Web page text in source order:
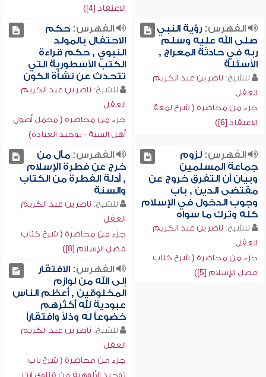
الاعتقاد [4])
الفهرس:رؤية النبي
صلى الله عليه وسلم
ربه في حادثة المعراج ,
الأسئلة
للشيخ: ناصر بن عبد الكريم
العقل
جزء من محاضرة ( شرح لمعة
الاعتقاد [6])
الفهرس:حكم
الاحتفال بالمولد
النبوي , حكم قراءة
الكتب الأسطورية التي
تتحدث عن نشأة الكون
للشيخ: ناصر بن عبد الكريم
العقل
جزء من محاضرة ( مجمل أصول
أهل السنة - توحيد العبادة)
الفهرس:لزوم
جماعة المسلمين
وبيان أن التفرق خروج عن
مقتضى الدين , باب
وجوب الدخول في الإسلام
كله وترك ما سواه
للشيخ: ناصر بن عبد الكريم
العقل
جزء من محاضرة ( شرح كتاب
فضل الإسلام [5])
الفهرس:مآل من
خرج عن فطرة الإسلام
, أدلة الفطرة من الكتاب
والسنة
للشيخ: ناصر بن عبد الكريم
العقل
جزء من محاضرة ( شرح كتاب
فضل الإسلام [8])
الفهرس:الافتقار
إلى الله من لوازم
المخلوقين , أعظم الناس
عبودية لله أكثرهم
خضوعاً له وذلاً وافتقاراً
للشيخ: ناصر بن عبد الكريم
العقل
جزء من محاضرة ( شرح باب
توحيد الألوهية من فتاوى ابن